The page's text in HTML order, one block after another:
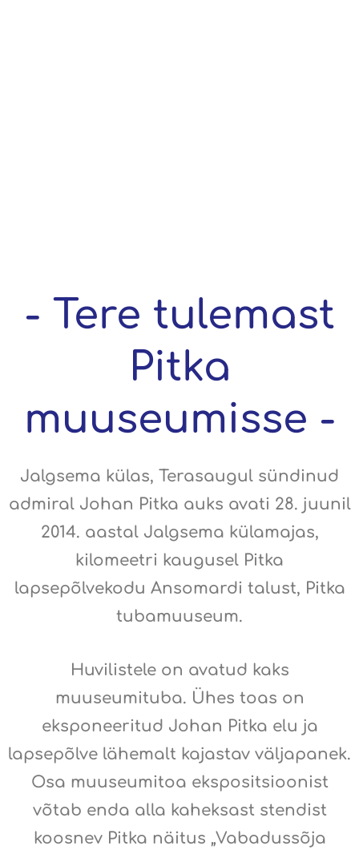
- Tere tulemast
Pitka
muuseumisse -
Jalgsema külas, Terasaugul sündinud
admiral Johan Pitka auks avati 28. juunil
2014. aastal Jalgsema külamajas,
kilomeetri kaugusel Pitka
lapsepõlvekodu Ansomardi talust, Pitka
tubamuuseum.
Huvilistele on avatud kaks
muuseumituba. Ühes toas on
eksponeeritud Johan Pitka elu ja
lapsepõlve lähemalt kajastav väljapanek.
Osa muuseumitoa ekspositsioonist
võtab enda alla kaheksast stendist
koosnev Pitka näitus „Vabadussõja